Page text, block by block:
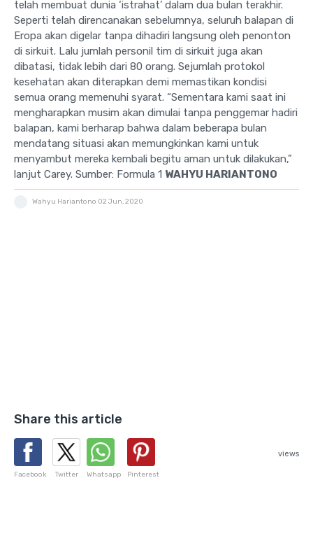
telah membuat dunia ‘istrahat’ dalam dua bulan terakhir.
Seperti telah direncanakan sebelumnya, seluruh balapan di
Eropa akan digelar tanpa dihadiri langsung oleh penonton
di sirkuit. Lalu jumlah personil tim di sirkuit juga akan
dibatasi, tidak lebih dari 80 orang. Sejumlah protokol
kesehatan akan diterapkan demi memastikan kondisi
semua orang memenuhi syarat. “Sementara kami saat ini
mengharapkan musim akan dimulai tanpa penggemar hadiri
balapan, kami berharap bahwa dalam beberapa bulan
mendatang situasi akan memungkinkan kami untuk
menyambut mereka kembali begitu aman untuk dilakukan,”
lanjut Carey. Sumber: Formula 1 WAHYU HARIANTONO
Wahyu Hariantono 02 Jun, 2020
Share this article
Facebook Twitter Whatsapp Pinterest
views